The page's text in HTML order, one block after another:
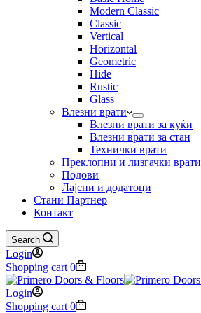
Modern Classic
Classic
Vertical
Horizontal
Geometric
Hide
Rustic
Glass
Влезни врати
Влезни врати за куќи
Влезни врати за стан
Технички врати
Преклопни и лизгачки врати
Подови
Лајсни и додатоци
Стани Партнер
Контакт
Search
Login
Shopping cart 0
Login
Shopping cart 0